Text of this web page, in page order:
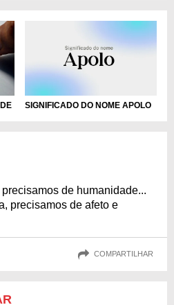
SIGNIFICADO DO NOME APOLO
de humanidade...
precisamos de afeto e
COMPARTILHAR